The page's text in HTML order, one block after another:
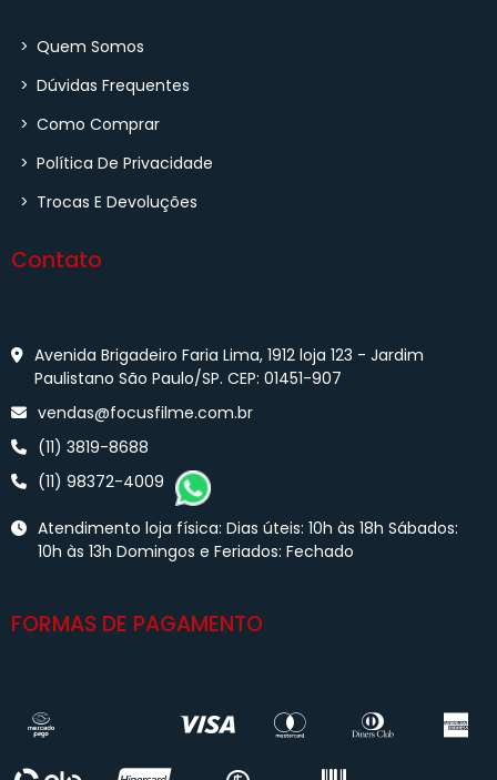
> Quem Somos
> Dúvidas Frequentes
> Como Comprar
> Política De Privacidade
> Trocas E Devoluções
Contato
Avenida Brigadeiro Faria Lima, 1912 loja 123 - Jardim
Paulistano São Paulo/SP. CEP: 01451-907
vendas@focusfilme.com.br
(11) 3819-8688
(11) 98372-4009
Atendimento loja física: Dias úteis: 10h às 18h Sábados:
10h às 13h Domingos e Feriados: Fechado
FORMAS DE PAGAMENTO